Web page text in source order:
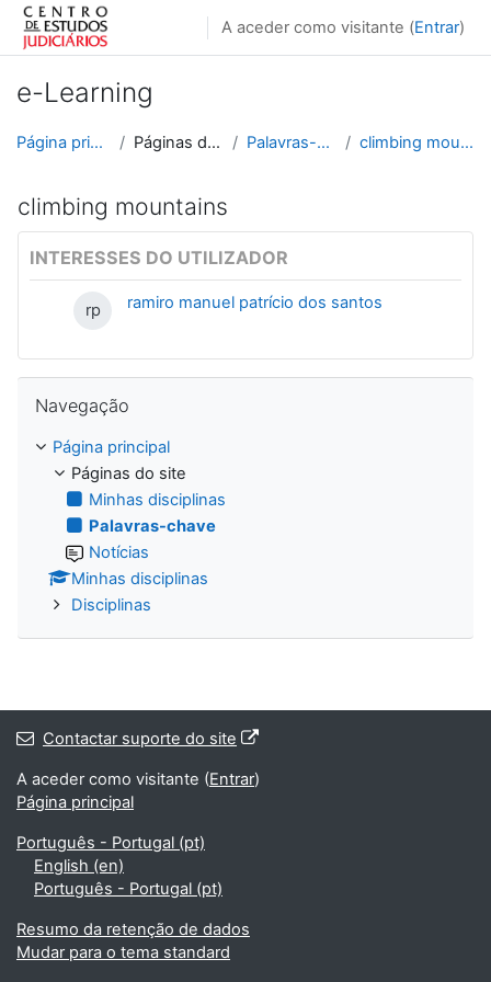
Ir para o conteúdo principal
A aceder como visitante (Entrar)
e-Learning
Página principal Páginas do site Palavras-chave climbing mountains
climbing mountains
INTERESSES DO UTILIZADOR
rp ramiro manuel patrício dos santos
Navegação
Página principal
Páginas do site
Minhas disciplinas
Palavras-chave
Notícias
Minhas disciplinas
Disciplinas
Contactar suporte do site
A aceder como visitante (Entrar)
Página principal
Português - Portugal ‎(pt)‎
English ‎(en)‎
Português - Portugal ‎(pt)‎
Resumo da retenção de dados
Mudar para o tema standard